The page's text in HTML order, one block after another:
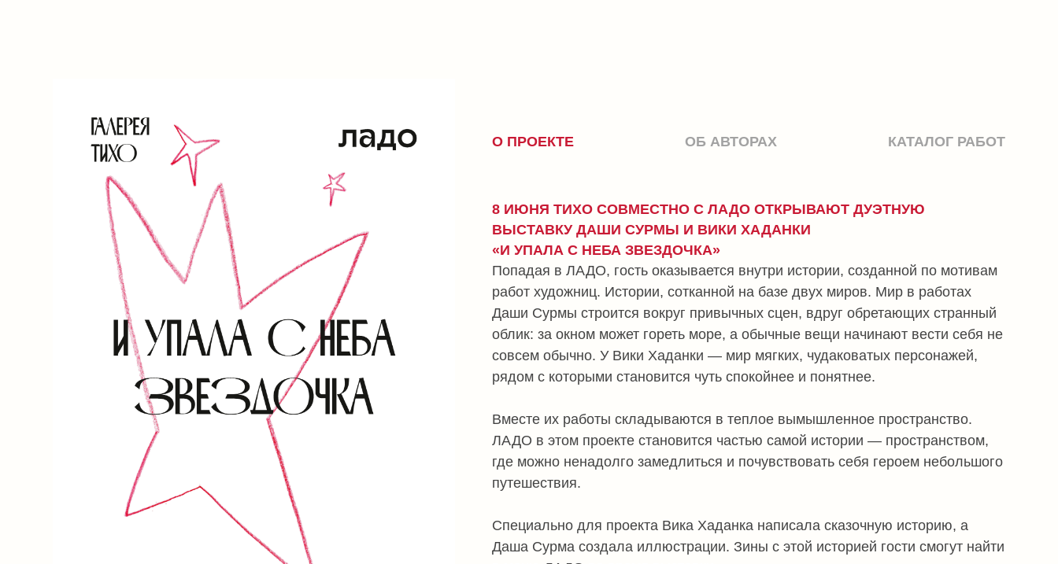
ВЫСТАВКУ ДАШИ СУРМЫ И ВИКИ ХАДАНКИ
работ художниц. Истории, сотканной на базе двух миров. Мир в работах
Даши Сурмы строится вокруг привычных сцен, вдруг обретающих странный
облик: за окном может гореть море, а обычные вещи начинают вести себя не
совсем обычно. У Вики Хаданки — мир мягких, чудаковатых персонажей,
рядом с которыми становится чуть спокойнее и понятнее.
Вместе их работы складываются в теплое вымышленное пространство.
ЛАДО в этом проекте становится частью самой истории — пространством,
где можно ненадолго замедлиться и почувствовать себя героем небольшого
путешествия.
Специально для проекта Вика Хаданка написала сказочную историю, а
Даша Сурма создала иллюстрации. Зины с этой историей гости смогут найти
в меню ЛАДО во время выставки.
Адрес: Кривоколенный пер., 9 строение 2, Москва.
ПОДРОБНЕЕ